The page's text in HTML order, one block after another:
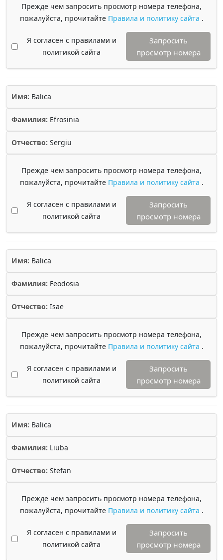
Прежде чем запросить просмотр номера телефона,
пожалуйста, прочитайте Правила и политику сайта .
Я согласен с правилами и
политикой сайта
Запросить
просмотр номера
Имя: Balica
Фамилия: Efrosinia
Отчество: Sergiu
Прежде чем запросить просмотр номера телефона,
пожалуйста, прочитайте Правила и политику сайта .
Я согласен с правилами и
политикой сайта
Запросить
просмотр номера
Имя: Balica
Фамилия: Feodosia
Отчество: Isae
Прежде чем запросить просмотр номера телефона,
пожалуйста, прочитайте Правила и политику сайта .
Я согласен с правилами и
политикой сайта
Запросить
просмотр номера
Имя: Balica
Фамилия: Liuba
Отчество: Stefan
Прежде чем запросить просмотр номера телефона,
пожалуйста, прочитайте Правила и политику сайта .
Я согласен с правилами и
политикой сайта
Запросить
просмотр номера